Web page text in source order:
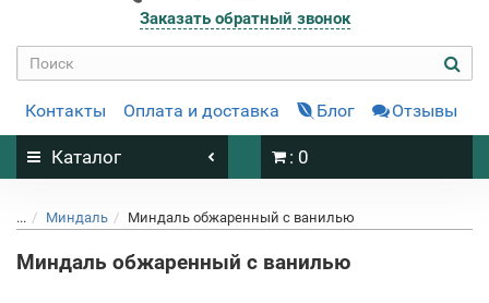
Заказать обратный звонок
Контакты Оплата и доставка Блог Отзывы
Каталог : 0
... Миндаль Миндаль обжаренный с ванилью
Миндаль обжаренный с ванилью